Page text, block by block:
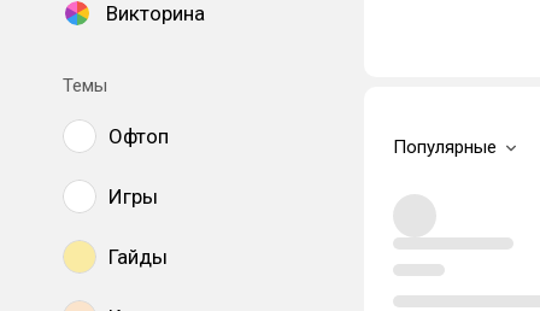
Викторина
Темы
Офтоп
Игры
Гайды
Популярные